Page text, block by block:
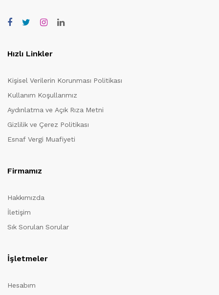
Hızlı Linkler
Kişisel Verilerin Korunması Politikası
Kullanım Koşullarımız
Aydınlatma ve Açık Rıza Metni
Gizlilik ve Çerez Politikası
Esnaf Vergi Muafiyeti
Firmamız
Hakkımızda
İletişim
Sık Sorulan Sorular
İşletmeler
Hesabım